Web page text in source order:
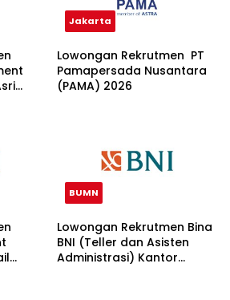
Jakarta
Lowongan Rekrutmen PT
Pamapersada Nusantara
(PAMA) 2026
BUMN
Lowongan Rekrutmen Bina
BNI (Teller dan Asisten
Administrasi) Kantor